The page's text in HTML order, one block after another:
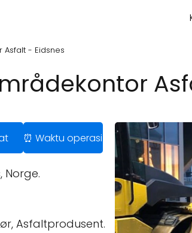
Asfalt - Eidsnes
⏰ Waktu operasi
Norge.
Asfaltprodusent.